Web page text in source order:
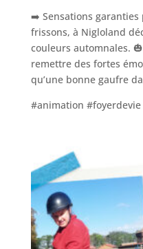
➡️ Sensations garanties
frissons, à Nigloland
couleurs automnales.
remettre des fortes
qu’une bonne gaufre
#animation